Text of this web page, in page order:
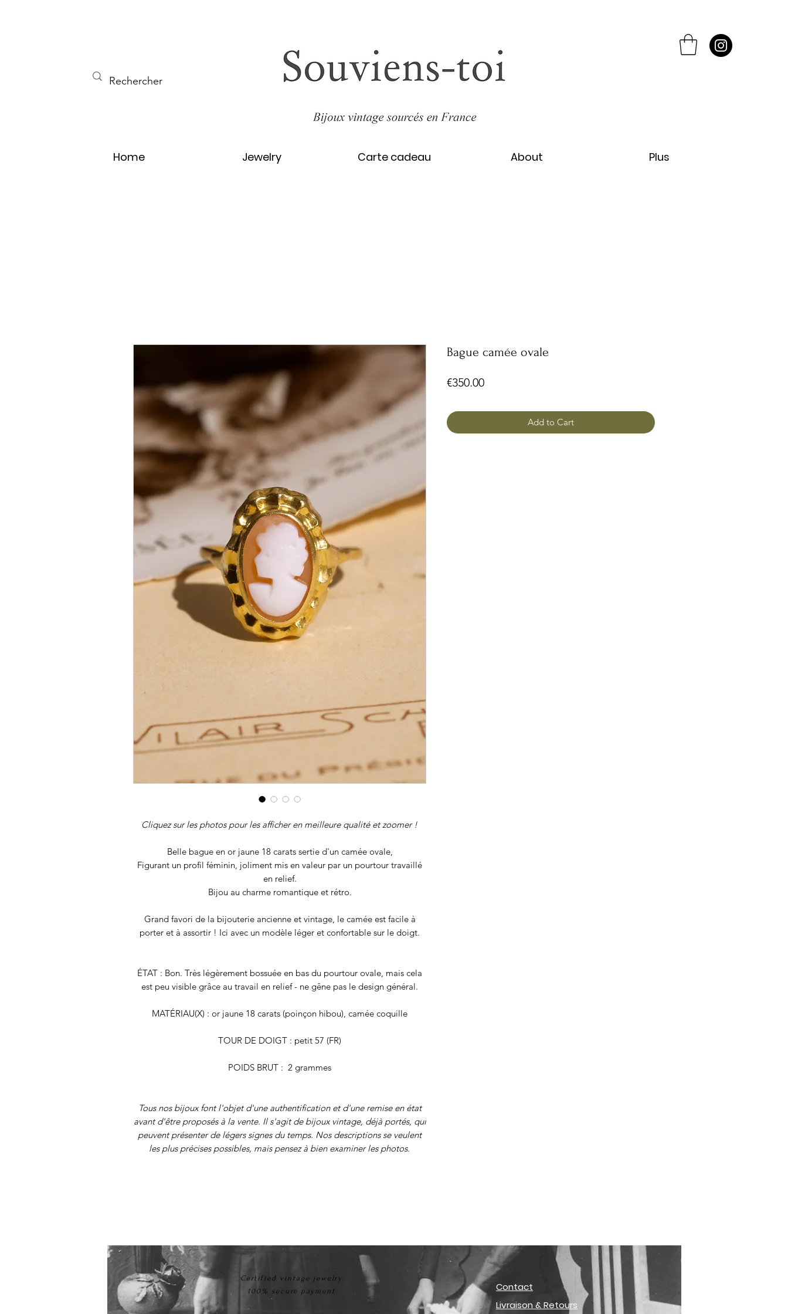
Home Jewelry Carte cadeau About Plus
Cliquez sur les photos pour les afficher en meilleure qualité et zoomer !
Belle bague en or jaune 18 carats sertie d'un camée ovale,
Figurant un profil féminin, joliment mis en valeur par un pourtour travaillé
en relief.
Bijou au charme romantique et rétro.
Grand favori de la bijouterie ancienne et vintage, le camée est facile à
porter et à assortir ! Ici avec un modèle léger et confortable sur le doigt.
ÉTAT : Bon. Très légèrement bossuée en bas du pourtour ovale, mais cela
est peu visible grâce au travail en relief - ne gêne pas le design général.
MATÉRIAU(X) : or jaune 18 carats (poinçon hibou), camée coquille
TOUR DE DOIGT : petit 57 (FR)
POIDS BRUT : 2 grammes
Tous nos bijoux font l'objet d'une authentification et d'une remise en état
avant d'être proposés à la vente. Il s'agit de bijoux vintage, déjà portés, qui
peuvent présenter de légers signes du temps. Nos descriptions se veulent
les plus précises possibles, mais pensez à bien examiner les photos.
Bague camée ovale
€350.00Price
Add to Cart
Certified vintage jewelry
100% secure payment
Contact
Livraison & Retours